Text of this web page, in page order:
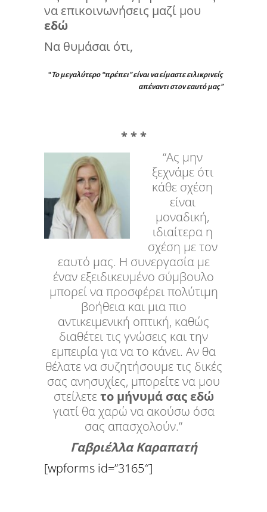
να επικοινωνήσεις μαζί μου
εδώ
Να θυμάσαι ότι,
“Το μεγαλύτερο “πρέπει” είναι να είμαστε ειλικρινείς
απέναντι στον εαυτό μας”
* * *
“Ας μην
ξεχνάμε ότι
κάθε σχέση
είναι
μοναδική,
ιδιαίτερα η
σχέση με τον
εαυτό μας. Η συνεργασία με
έναν εξειδικευμένο σύμβουλο
μπορεί να προσφέρει πολύτιμη
βοήθεια και μια πιο
αντικειμενική οπτική, καθώς
διαθέτει τις γνώσεις και την
εμπειρία για να το κάνει. Αν θα
θέλατε να συζητήσουμε τις δικές
σας ανησυχίες, μπορείτε να μου
στείλετετο μήνυμά σας εδώ
γιατί θα χαρώ να ακούσω όσα
σας απασχολούν.”
Γαβριέλλα Καραπατή
[wpforms id=”3165″]